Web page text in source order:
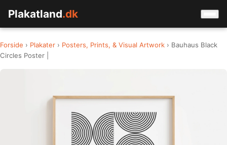
Plakatland.dk
Forside › Plakater › Posters, Prints, & Visual Artwork › Bauhaus Black
Circles Poster |